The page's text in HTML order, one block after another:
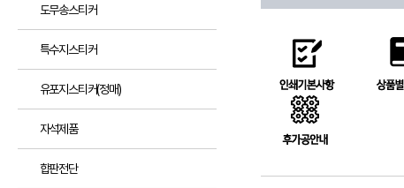
도무송스티커
특수지스티커
유포지스티커(정매)
자석제품
합판전단